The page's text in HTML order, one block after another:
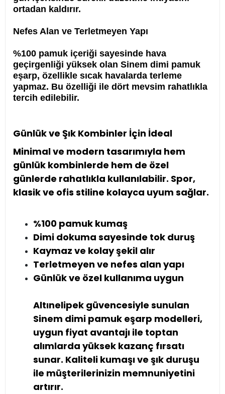
ortadan kaldırır.
Nefes Alan ve Terletmeyen Yapı
%100 pamuk içeriği sayesinde hava
geçirgenliği yüksek olan Sinem dimi pamuk
eşarp, özellikle sıcak havalarda terleme
yapmaz. Bu özelliği ile dört mevsim rahatlıkla
tercih edilebilir.
Günlük ve Şık Kombinler İçin İdeal
Minimal ve modern tasarımıyla hem
günlük kombinlerde hem de özel
günlerde rahatlıkla kullanılabilir. Spor,
klasik ve ofis stiline kolayca uyum sağlar.
%100 pamuk kumaş
Dimi dokuma sayesinde tok duruş
Kaymaz ve kolay şekil alır
Terletmeyen ve nefes alan yapı
Günlük ve özel kullanıma uygun
Altınelipek güvencesiyle sunulan
Sinem dimi pamuk eşarp modelleri,
uygun fiyat avantajı ile toptan
alımlarda yüksek kazanç fırsatı
sunar. Kaliteli kumaşı ve şık duruşu
ile müşterilerinizin memnuniyetini
artırır.